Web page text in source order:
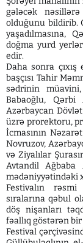
gələcək
olduğunu bildirib.
yaşadılmasına,
doğma yurd
edir.
Daha sonra
başçısı Tahir
sədrinin
Babaoğlu, Qərbi
Azərbaycan
üzrə prorektoru,
İcmasının
Novruzov,
və Ziyalılar
Avtandil Ağbaba
mədəniyyətindəki
Festivalın
sıralarına qəbul
döş nişanları
fəallıq göstərən
Festival